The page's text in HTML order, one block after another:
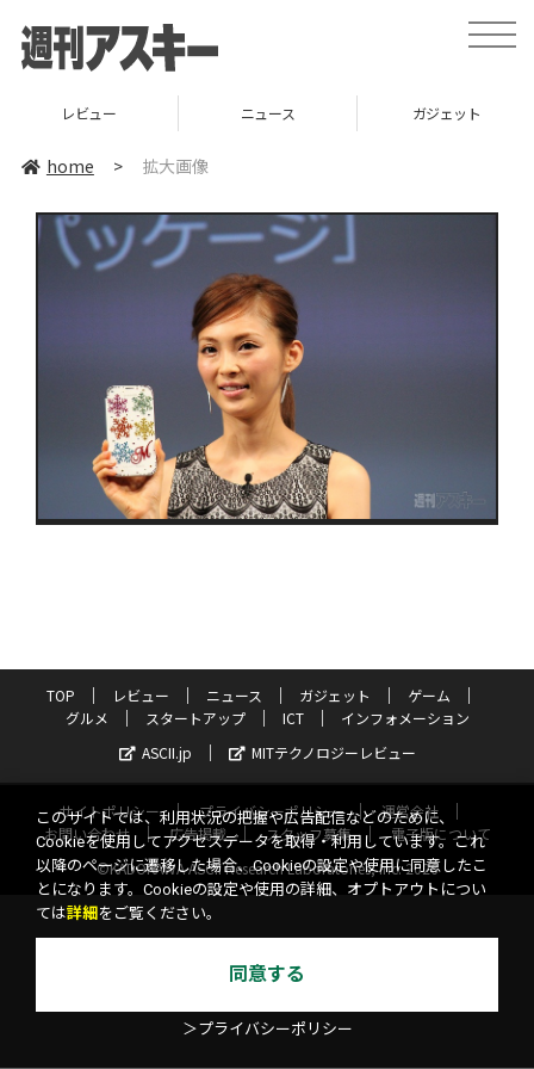
toggle
レビュー ニュース ガジェット
home > 拡大画像
TOP レビュー ニュース ガジェット
ゲーム
グルメ
スタートアップ ICT
インフォメーション
ASCII.jp
MITテクノロジーレビュー
サイトポリシー プライバシーポリシー
運営会社
お問い合わせ
広告掲載 スタッフ募集
電子版について
©KADOKAWA ASCII Research Laboratories, Inc. 2026
このサイトでは、利用状況の把握や広告配信などのために、
Cookieを使用してアクセスデータを取得・利用しています。これ
以降のページに遷移した場合、Cookieの設定や使用に同意したこ
とになります。Cookieの設定や使用の詳細、オプトアウトについ
ては詳細 をご覧ください。
同意する
＞プライバシーポリシー